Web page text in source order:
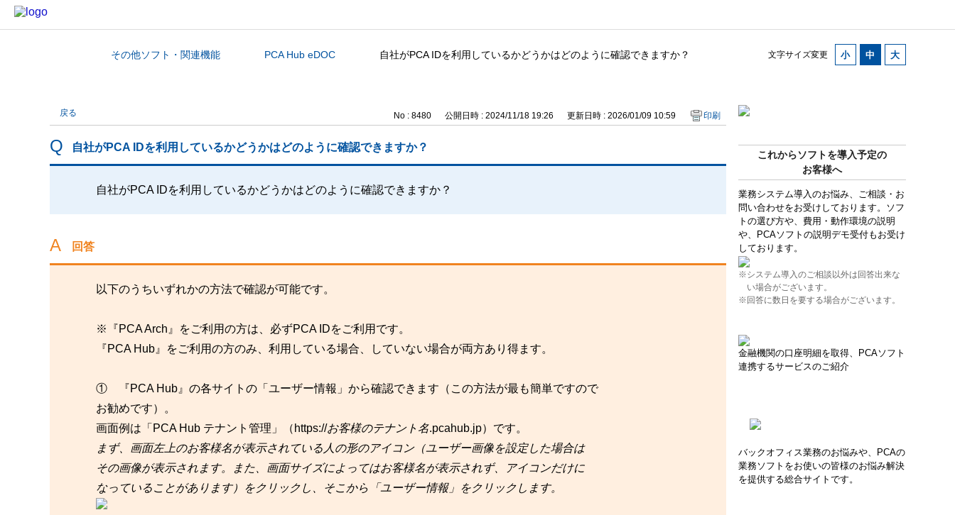
文字サイズ変更
カテゴリから探すその他ソフト・関連機能 PCA Hub eDOC 自社がPCA IDを利用しているかどうかはどのように確認できますか？
これからソフトを導入予定の
お客様へ
業務システム導入のお悩み、ご相談・お
問い合わせをお受けしております。ソフ
トの選び方や、費用・動作環境の説明
や、PCAソフトの説明デモ受付もお受け
しております。
※システム導入のご相談以外は回答出来な
い場合がございます。
※回答に数日を要する場合がございます。
金融機関の口座明細を取得、PCAソフト
連携するサービスのご紹介
バックオフィス業務のお悩みや、PCAの
業務ソフトをお使いの皆様のお悩み解決
を提供する総合サイトです。
戻る No : 8480 公開日時 : 2024/11/18 19:26 更新日時 : 2026/01/09 10:59 印刷
自社がPCA IDを利用しているかどうかはどのように確認できますか？
自社がPCA IDを利用しているかどうかはどのように確認できますか？
回答
以下のうちいずれかの方法で確認が可能です。
※『PCA Arch』をご利用の方は、必ずPCA IDをご利用です。
『PCA Hub』をご利用の方のみ、利用している場合、していない場合が両方あり得ます。
① 『PCA Hub』の各サイトの「ユーザー情報」から確認できます（この方法が最も簡単ですので
お勧めです）。
画面例は「PCA Hub テナント管理」（https://お客様のテナント名.pcahub.jp）です。
まず、画面左上のお客様名が表示されている人の形のアイコン（ユーザー画像を設定した場合は
その画像が表示されます。また、画面サイズによってはお客様名が表示されず、アイコンだけに
なっていることがあります）をクリックし、そこから「ユーザー情報」をクリックします。